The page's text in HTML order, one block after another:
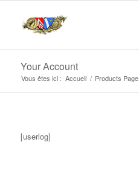
Your Account
Vous êtes ici : Accueil / Products Page
[userlog]